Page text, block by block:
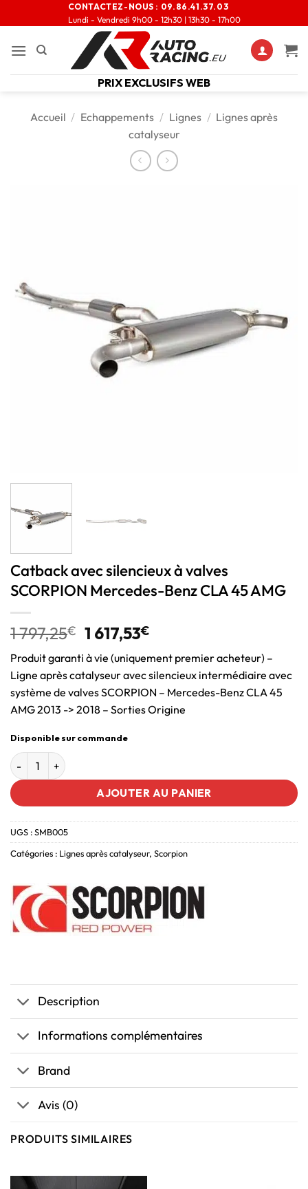
CONTACTEZ-NOUS : 09.86.41.37.03
Lundi - Vendredi 9h00 - 12h30 | 13h30 - 17h00
PRIX EXCLUSIFS WEB
Accueil / Echappements / Lignes / Lignes après
catalyseur
Catback avec silencieux à valves
SCORPION Mercedes-Benz CLA 45 AMG
1 797,25€ 1 617,53€
Produit garanti à vie (uniquement premier acheteur) –
Ligne après catalyseur avec silencieux intermédiaire avec
système de valves SCORPION – Mercedes-Benz CLA 45
AMG 2013 -> 2018 – Sorties Origine
Disponible sur commande
AJOUTER AU PANIER
UGS :SMB005
Catégories : Lignes après catalyseur, Scorpion
Description
Informations complémentaires
Brand
Avis (0)
PRODUITS SIMILAIRES